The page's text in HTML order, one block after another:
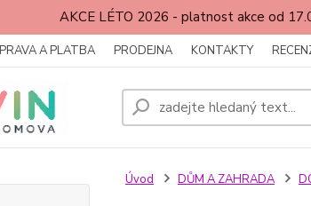
AKCE LÉTO 2026 - platnost akce od
A PLATBA PRODEJNA KONTAKTY
Úvod DŮM A ZAHRADA